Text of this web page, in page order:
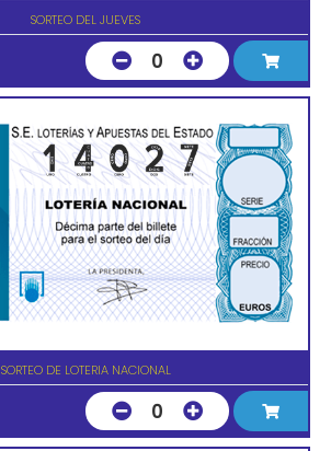
SORTEO DEL JUEVES
0
SORTEO DE LOTERIA NACIONAL
0